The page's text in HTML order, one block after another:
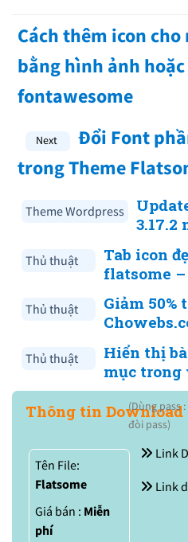
Cách thêm icon
bằng hình ảnh
fontawesome
Đổi Font
trong Theme
Theme Wordpress
3.17.2
Thủ thuật
Tab icon
flatsome
Thủ thuật
Giảm 50%
Thủ thuật
Hiển thị
mục trong
Thông tin Download
(Dùng pass :
đòi pass)
Tên File:
Flatsome
Giá bán : Miễn
phí
Link
Link